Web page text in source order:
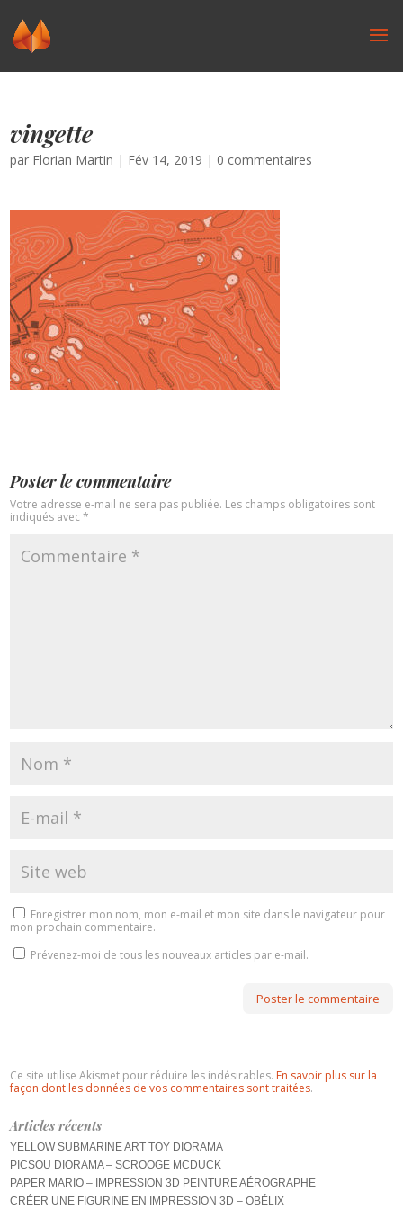
vingette
par Florian Martin | Fév 14, 2019 | 0 commentaires
Poster le commentaire
Votre adresse e-mail ne sera pas publiée. Les champs obligatoires sont
indiqués avec*
Enregistrer mon nom, mon e-mail et mon site dans le navigateur pour
mon prochain commentaire.
Prévenez-moi de tous les nouveaux articles par e-mail.
Ce site utilise Akismet pour réduire les indésirables. En savoir plus sur la
façon dont les données de vos commentaires sont traitées.
Articles récents
YELLOW SUBMARINE ART TOY DIORAMA
PICSOU DIORAMA – SCROOGE MCDUCK
PAPER MARIO – IMPRESSION 3D PEINTURE AÉROGRAPHE
CRÉER UNE FIGURINE EN IMPRESSION 3D – OBÉLIX